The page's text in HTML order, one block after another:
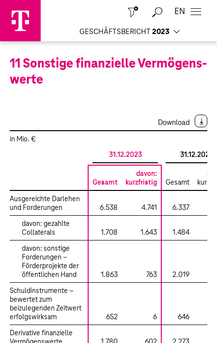
Schließen
EN
GESCHÄFTSBERICHT 2023
11 Sonstige finanzielle Vermögens­
werte
Download
in Mio. €
31.12.2023
31.12.2022
Gesamt
davon:
kurzfristig
Gesamt
Ausgereichte Darlehen
und Forderungen
6.538 4.741 6.337
davon: gezahlte
Collaterals
1.708 1.643 1.484
davon: sonstige
Forderungen –
Förderprojekte der
öffentlichen Hand
1.863 763 2.019
Schuldinstrumente –
bewertet zum
beizulegenden Zeitwert
erfolgswirksam
652 6 646
Derivative finanzielle